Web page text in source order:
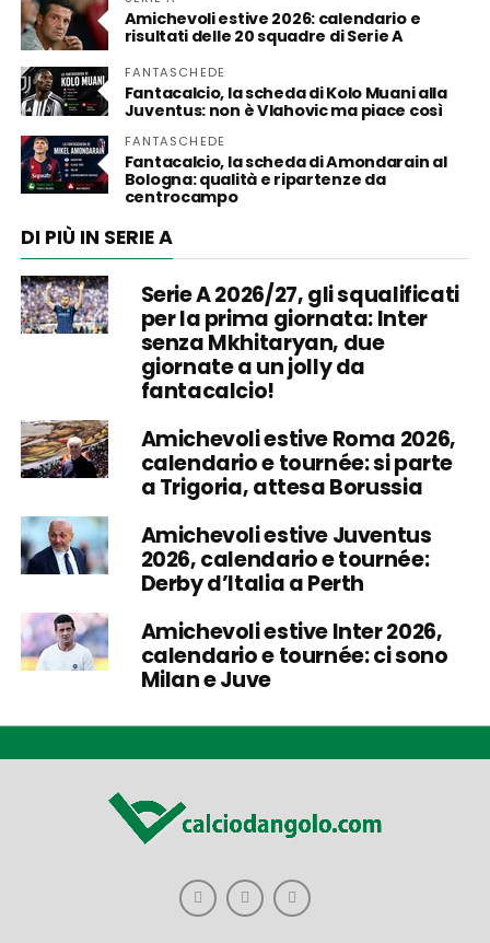
Amichevoli estive 2026: calendario e
risultati delle 20 squadre di Serie A
FANTASCHEDE
Fantacalcio, la scheda di Kolo Muani alla
Juventus: non è Vlahovic ma piace così
FANTASCHEDE
Fantacalcio, la scheda di Amondarain al
Bologna: qualità e ripartenze da
centrocampo
DI PIÙ IN SERIE A
Serie A 2026/27, gli squalificati
per la prima giornata: Inter
senza Mkhitaryan, due
giornate a un jolly da
fantacalcio!
Amichevoli estive Roma 2026,
calendario e tournée: si parte
a Trigoria, attesa Borussia
Amichevoli estive Juventus
2026, calendario e tournée:
Derby d’Italia a Perth
Amichevoli estive Inter 2026,
calendario e tournée: ci sono
Milan e Juve